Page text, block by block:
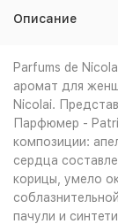
Описание
Parfums de
аромат для
Nicolai.
Парфюмер -
композиции:
сердца
корицы, умело
пачули и